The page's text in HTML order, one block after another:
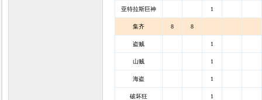
亚特拉斯巨神 1
集齐 8 8
盗贼 1
山贼 1
海盗 1
破坏狂 1